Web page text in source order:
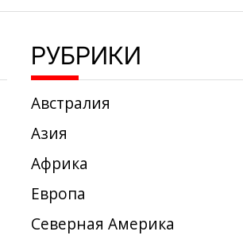
РУБРИКИ
Австралия
Азия
Африка
Европа
Северная Америка